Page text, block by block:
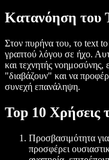
Κατανόηση του
Στον πυρήνα του, το text
γραπτού λόγου σε ήχο.
και τεχνητής νοημοσύνης,
"διαβάζουν" και να
συνεχή επανάληψη.
Top 10 Χρήσεις
Προσβασιμότητα
προσφέρει